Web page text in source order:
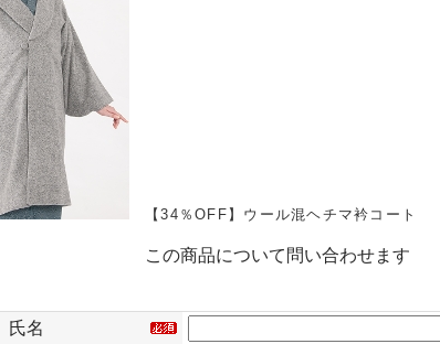
【34％OFF】ウール混ヘチマ衿コート
この商品について問い合わせます
氏名